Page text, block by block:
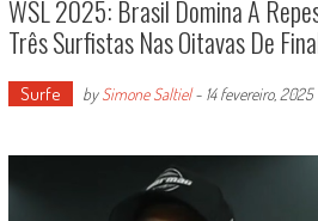
WSL 2025: Brasil Domina A
Três Surfistas Nas Oitavas De
Surfe bySimone Saltiel- 14 fevereiro, 2025